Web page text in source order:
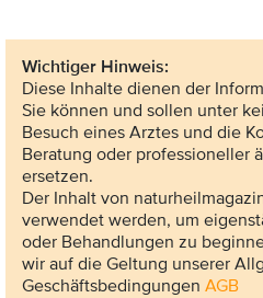
Wichtiger Hinweis:
Diese Inhalte dienen der
Sie können und sollen unter
Besuch eines Arztes und die
Beratung oder professioneller
ersetzen.
Der Inhalt von
verwendet werden, um
oder Behandlungen zu
wir auf die Geltung unserer
Geschäftsbedingungen AGB